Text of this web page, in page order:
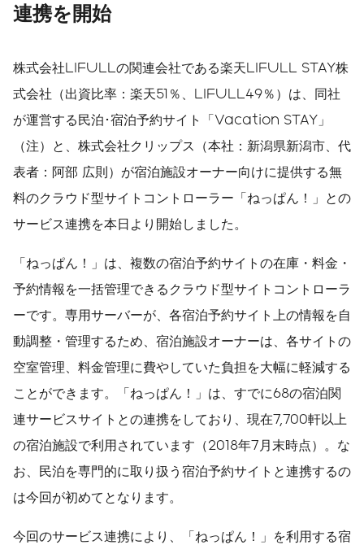
採用サイト
連携を開始
株式会社LIFULLの関連会社である楽天LIFULL STAY株
式会社（出資比率：楽天51％、LIFULL49％）は、同社
が運営する民泊･宿泊予約サイト「Vacation STAY」
（注）と、株式会社クリップス（本社：新潟県新潟市、代
表者：阿部 広則）が宿泊施設オーナー向けに提供する無
料のクラウド型サイトコントローラー「ねっぱん！」との
サービス連携を本日より開始しました。
「ねっぱん！」は、複数の宿泊予約サイトの在庫・料金・
予約情報を一括管理できるクラウド型サイトコントローラ
ーです。専用サーバーが、各宿泊予約サイト上の情報を自
動調整・管理するため、宿泊施設オーナーは、各サイトの
空室管理、料金管理に費やしていた負担を大幅に軽減する
ことができます。「ねっぱん！」は、すでに68の宿泊関
連サービスサイトとの連携をしており、現在7,700軒以上
の宿泊施設で利用されています（2018年7月末時点）。な
お、民泊を専門的に取り扱う宿泊予約サイトと連携するの
は今回が初めてとなります。
今回のサービス連携により、「ねっぱん！」を利用する宿